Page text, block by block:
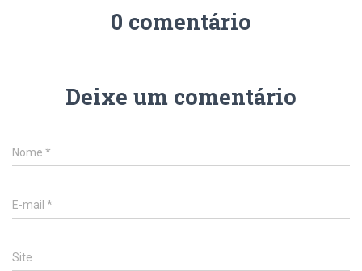
0 comentário
Deixe um comentário
Nome *
E-mail *
Site